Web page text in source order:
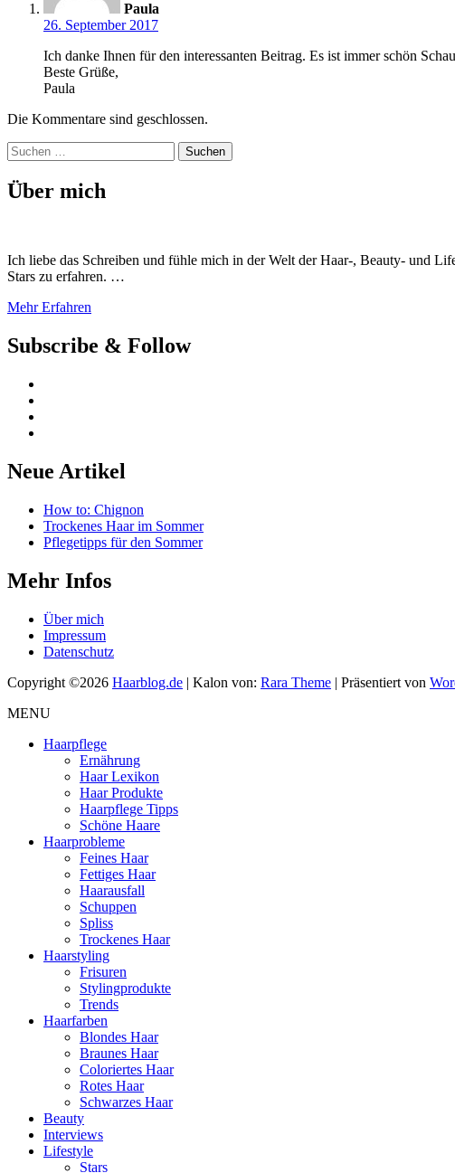
Paula
26. September 2017
Ich danke Ihnen für den interessanten Beitrag. Es ist immer schön
Beste Grüße,
Paula
Die Kommentare sind geschlossen.
Suchen
nach:
Über mich
Ich liebe das Schreiben und fühle mich in der Welt der Haar-, Beauty- und
Stars zu erfahren. …
Mehr Erfahren
Subscribe & Follow
Neue Artikel
How to: Chignon
Trockenes Haar im Sommer
Pflegetipps für den Sommer
Mehr Infos
Über mich
Impressum
Datenschutz
Copyright ©2026 Haarblog.de | Kalon von: Rara Theme | Präsentiert von
MENU
Haarpflege
Ernährung
Haar Lexikon
Haar Produkte
Haarpflege Tipps
Schöne Haare
Haarprobleme
Feines Haar
Fettiges Haar
Haarausfall
Schuppen
Spliss
Trockenes Haar
Haarstyling
Frisuren
Stylingprodukte
Trends
Haarfarben
Blondes Haar
Braunes Haar
Coloriertes Haar
Rotes Haar
Schwarzes Haar
Beauty
Interviews
Lifestyle
Stars